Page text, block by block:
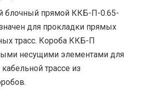
блочный прямой ККБ-П-0.65-
для прокладки прямых
трасс. Короба ККБ-П
несущими элементами для
трассе из